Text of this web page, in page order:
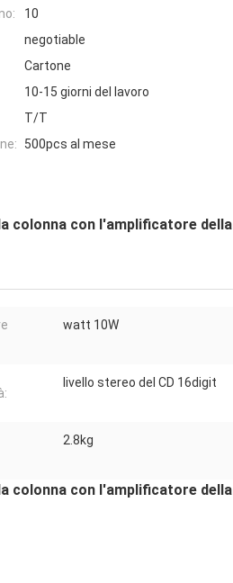
10
negotiable
Cartone
10-15 giorni del lavoro
T/T
500pcs al mese
colonna con l'amplificatore della
watt 10W
livello stereo del CD 16digit
2.8kg
colonna con l'amplificatore della